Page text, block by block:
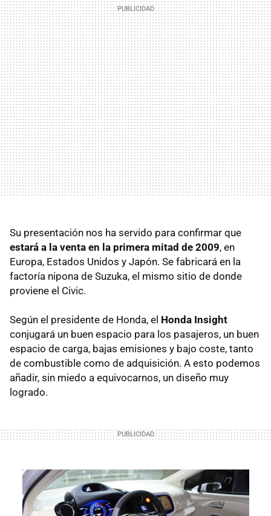
Su presentación nos ha servido para confirmar que
estará a la venta en la primera mitad de 2009, en
Europa, Estados Unidos y Japón. Se fabricará en la
factoría nipona de Suzuka, el mismo sitio de donde
proviene el Civic.
Según el presidente de Honda, el Honda Insight
conjugará un buen espacio para los pasajeros, un buen
espacio de carga, bajas emisiones y bajo coste, tanto
de combustible como de adquisición. A esto podemos
añadir, sin miedo a equivocarnos, un diseño muy
logrado.